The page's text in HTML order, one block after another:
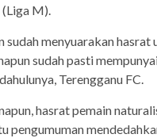
M).
sudah menyuarakan
sudah pasti
Terengganu FC.
hasrat pemain
pengumuman